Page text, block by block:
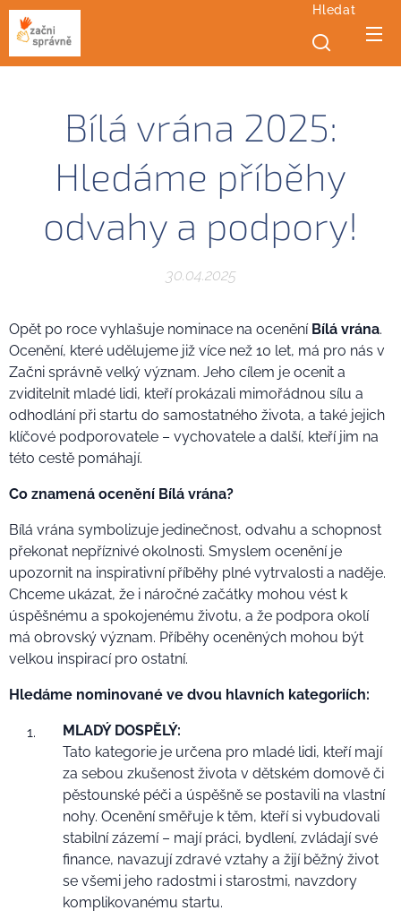
Hledat
Bílá vrána 2025:
Hledáme příběhy
odvahy a podpory!
30.04.2025
Opět po roce vyhlašuje nominace na ocenění Bílá vrána.
Ocenění, které udělujeme již více než 10 let, má pro nás v
Začni správně velký význam. Jeho cílem je ocenit a
zviditelnit mladé lidi, kteří prokázali mimořádnou sílu a
odhodlání při startu do samostatného života, a také jejich
klíčové podporovatele – vychovatele a další, kteří jim na
této cestě pomáhají.
Co znamená ocenění Bílá vrána?
Bílá vrána symbolizuje jedinečnost, odvahu a schopnost
překonat nepříznivé okolnosti. Smyslem ocenění je
upozornit na inspirativní příběhy plné vytrvalosti a naděje.
Chceme ukázat, že i náročné začátky mohou vést k
úspěšnému a spokojenému životu, a že podpora okolí
má obrovský význam. Příběhy oceněných mohou být
velkou inspirací pro ostatní.
Hledáme nominované ve dvou hlavních kategoriích:
MLADÝ DOSPĚLÝ:
Tato kategorie je určena pro mladé lidi, kteří mají
za sebou zkušenost života v dětském domově či
pěstounské péči a úspěšně se postavili na vlastní
nohy. Ocenění směřuje k těm, kteří si vybudovali
stabilní zázemí – mají práci, bydlení, zvládají své
finance, navazují zdravé vztahy a žijí běžný život
se všemi jeho radostmi i starostmi, navzdory
komplikovanému startu.